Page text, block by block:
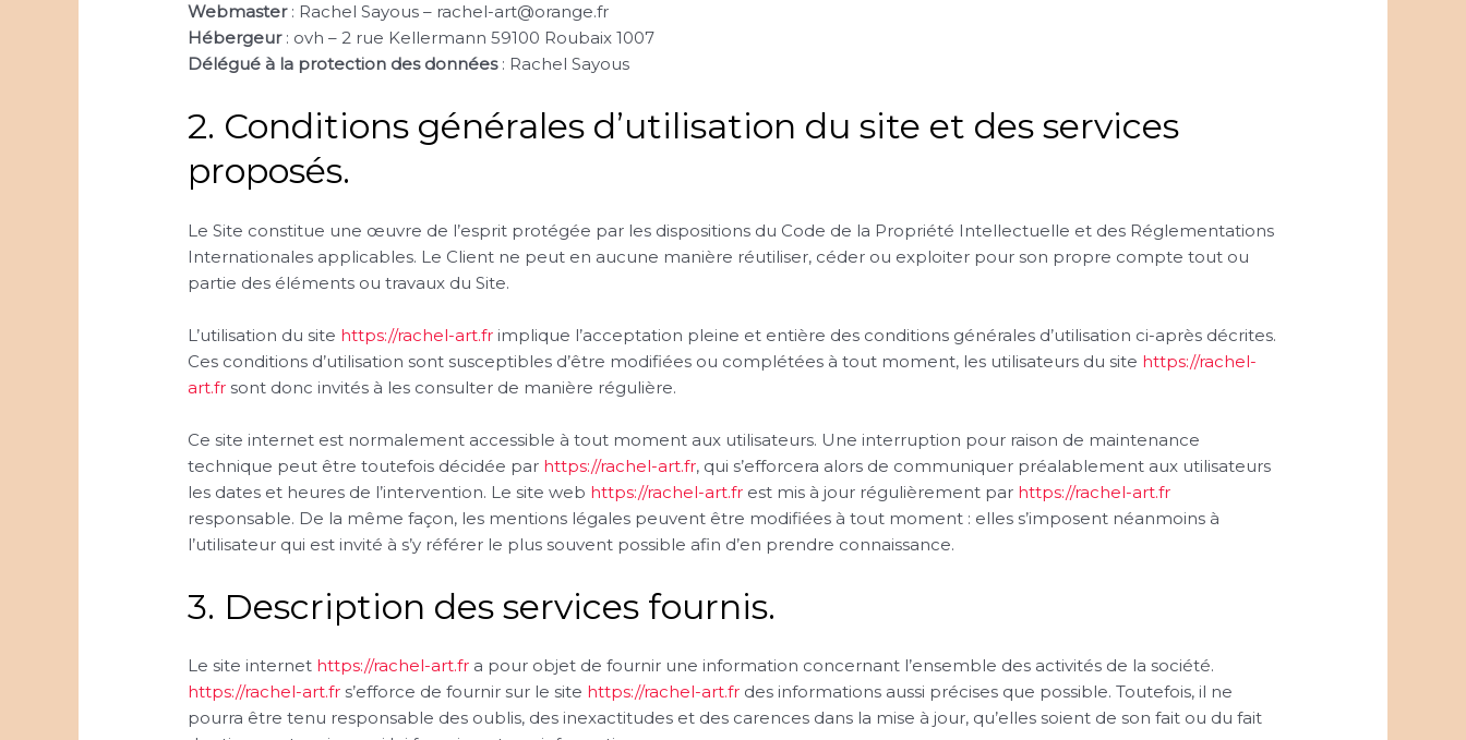
Webmaster: Rachel Sayous – rachel-art@orange.fr
Hébergeur: ovh – 2 rue Kellermann 59100 Roubaix 1007
Délégué à la protection des données: Rachel Sayous
2. Conditions générales d’utilisation du site et des services
proposés.
Le Site constitue une œuvre de l’esprit protégée par les dispositions du Code de la Propriété Intellectuelle et des Réglementations
Internationales applicables. Le Client ne peut en aucune manière réutiliser, céder ou exploiter pour son propre compte tout ou
partie des éléments ou travaux du Site.
L’utilisation du site https://rachel-art.fr implique l’acceptation pleine et entière des conditions générales d’utilisation ci-après décrites.
Ces conditions d’utilisation sont susceptibles d’être modifiées ou complétées à tout moment, les utilisateurs du site https://rachel-
art.fr sont donc invités à les consulter de manière régulière.
Ce site internet est normalement accessible à tout moment aux utilisateurs. Une interruption pour raison de maintenance
technique peut être toutefois décidée par https://rachel-art.fr, qui s’efforcera alors de communiquer préalablement aux utilisateurs
les dates et heures de l’intervention. Le site web https://rachel-art.fr est mis à jour régulièrement par https://rachel-art.fr
responsable. De la même façon, les mentions légales peuvent être modifiées à tout moment : elles s’imposent néanmoins à
l’utilisateur qui est invité à s’y référer le plus souvent possible afin d’en prendre connaissance.
3. Description des services fournis.
Le site internet https://rachel-art.fr a pour objet de fournir une information concernant l’ensemble des activités de la société.
https://rachel-art.fr s’efforce de fournir sur le site https://rachel-art.fr des informations aussi précises que possible. Toutefois, il ne
pourra être tenu responsable des oublis, des inexactitudes et des carences dans la mise à jour, qu’elles soient de son fait ou du fait